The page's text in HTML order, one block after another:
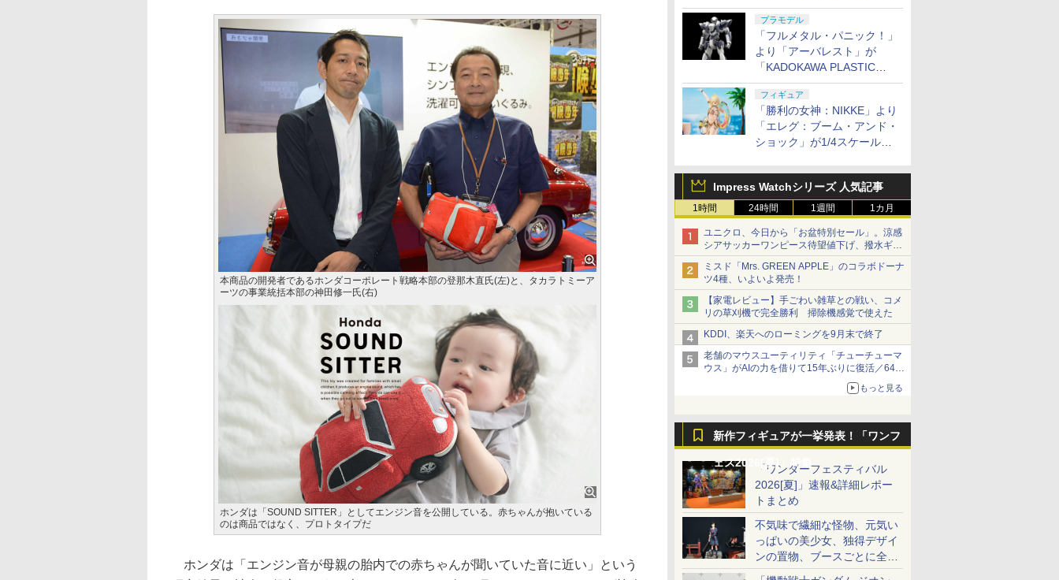
月10日から予約開始決定！
プラモデル
「フルメタル・パニック！」
より「アーバレスト」が
「KADOKAWA PLASTIC
MODEL SERIES」から1/48
スケールで登場！
フィギュア
「勝利の女神：NIKKE」より
「エレグ：ブーム・アンド・
ショック」が1/4スケールで
Impress Watchシリーズ 人気記事
1時間 24時間 1週間 1カ月
ユニクロ、今日から「お盆特別セール」。涼感
シアサッカーワンピース待望値下げ、撥水ギア
ショーツは1990円に
ミスド「Mrs. GREEN APPLE」のコラボドーナ
ツ4種、いよいよ発売！
【家電レビュー】手ごわい雑草との戦い、コメ
リの草刈機で完全勝利 掃除機感覚で使えた
KDDI、楽天へのローミングを9月末で終了
老舗のマウスユーティリティ「チューチューマ
ウス」がAIの力を借りて15年ぶりに復活／64bit
化、Windows 10/11、「Chrome」も走り回
る。復活記念で2026年末まで500円
もっと見る
新作フィギュアが一挙発表！「ワンフ
ェス2026[夏]」特集「ワンダーフェスティバル
2026[夏]」速報&詳細レポー
トまとめ
不気味で繊細な怪物、元気い
っぱいの美少女、独得デザイ
ンの置物、ブースごとに全く
異なる世界が広がる一般ディ
本商品の開発者であるホンダコーポレート戦略本部の登那木直氏(左)と、タカラトミーア
ーツの事業統括本部の神田修一氏(右)
ホンダは「SOUND SITTER」としてエンジン音を公開している。赤ちゃんが抱いている
のは商品ではなく、プロトタイプだ
ホンダは「エンジン音が母親の胎内での赤ちゃんが聞いていた音に近い」という